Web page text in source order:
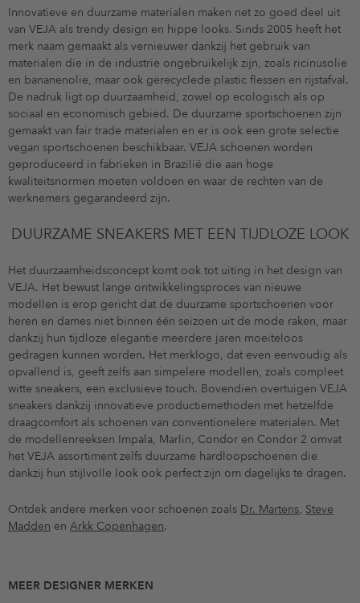
Innovatieve en duurzame materialen maken net zo goed deel uit
van VEJA als trendy design en hippe looks. Sinds 2005 heeft het
merk naam gemaakt als vernieuwer dankzij het gebruik van
materialen die in de industrie ongebruikelijk zijn, zoals ricinusolie
en bananenolie, maar ook gerecyclede plastic flessen en rijstafval.
De nadruk ligt op duurzaamheid, zowel op ecologisch als op
sociaal en economisch gebied. De duurzame sportschoenen zijn
gemaakt van fair trade materialen en er is ook een grote selectie
vegan sportschoenen beschikbaar. VEJA schoenen worden
geproduceerd in fabrieken in Brazilië die aan hoge
kwaliteitsnormen moeten voldoen en waar de rechten van de
werknemers gegarandeerd zijn.
DUURZAME SNEAKERS MET EEN TIJDLOZE LOOK
Het duurzaamheidsconcept komt ook tot uiting in het design van
VEJA. Het bewust lange ontwikkelingsproces van nieuwe
modellen is erop gericht dat de duurzame sportschoenen voor
heren en dames niet binnen één seizoen uit de mode raken, maar
dankzij hun tijdloze elegantie meerdere jaren moeiteloos
gedragen kunnen worden. Het merklogo, dat even eenvoudig als
opvallend is, geeft zelfs aan simpelere modellen, zoals compleet
witte sneakers, een exclusieve touch. Bovendien overtuigen VEJA
sneakers dankzij innovatieve productiemethoden met hetzelfde
draagcomfort als schoenen van conventionelere materialen. Met
de modellenreeksen Impala, Marlin, Condor en Condor 2 omvat
het VEJA assortiment zelfs duurzame hardloopschoenen die
dankzij hun stijlvolle look ook perfect zijn om dagelijks te dragen.
Ontdek andere merken voor schoenen zoals Dr. Martens, Steve
Madden en Arkk Copenhagen.
MEER DESIGNER MERKEN